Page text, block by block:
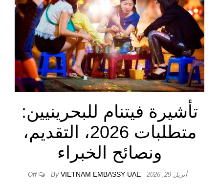
تأشيرة فيتنام للبحرينيين:
متطلبات 2026، التقديم،
ونصائح الخبراء
أبريل 29, 2026 Off By VIETNAM EMBASSY UAE